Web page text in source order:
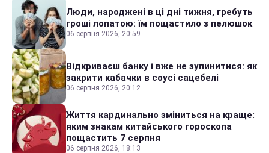
Люди, народжені в ці дні тижня, гребуть
гроші лопатою: їм пощастило з пелюшок
06 серпня 2026, 20:59
Відкриваєш банку і вже не зупинитися: як
закрити кабачки в соусі сацебелі
06 серпня 2026, 20:12
Життя кардинально зміниться на краще:
яким знакам китайського гороскопа
пощастить 7 серпня
06 серпня 2026, 18:13